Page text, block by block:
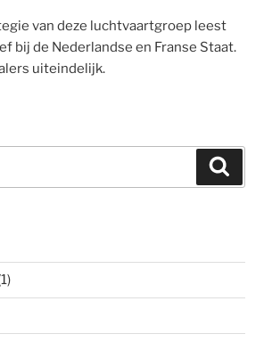
van deze luchtvaartgroep leest
bij de Nederlandse en Franse Staat.
uiteindelijk.